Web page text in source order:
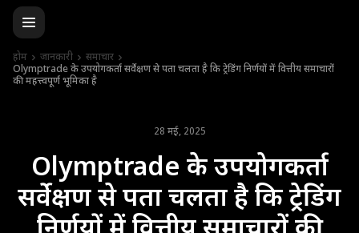
होम जानकारी
समाचार
Olymptrade के उपयोगकर्ता सर्वेक्षण से पता चलता है कि ट्रेडिंग निर्णयों में वित्तीय समाचारों
की महत्त्वपूर्ण भूमिका है
28 मई, 2025
Olymptrade के उपयोगकर्ता
सर्वेक्षण से पता चलता है कि ट्रेडिंग